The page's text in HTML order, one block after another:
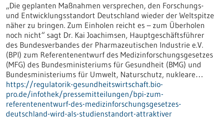
„Die geplanten Maßnahmen versprechen, den Forschungs-
und Entwicklungsstandort Deutschland wieder der Weltspitze
näher zu bringen. Zum Einholen reicht es – zum Überholen
noch nicht“ sagt Dr. Kai Joachimsen, Hauptgeschäftsführer
des Bundesverbandes der Pharmazeutischen Industrie e.V.
(BPI) zum Referentenentwurf des Medizinforschungsgesetzes
(MFG) des Bundesministeriums für Gesundheit (BMG) und
Bundesministeriums für Umwelt, Naturschutz, nukleare…
https://regulatorik-gesundheitswirtschaft.bio-
pro.de/infothek/pressemitteilungen/bpi-zum-
referentenentwurf-des-medizinforschungsgesetzes-
deutschland-wird-als-studienstandort-attraktiver